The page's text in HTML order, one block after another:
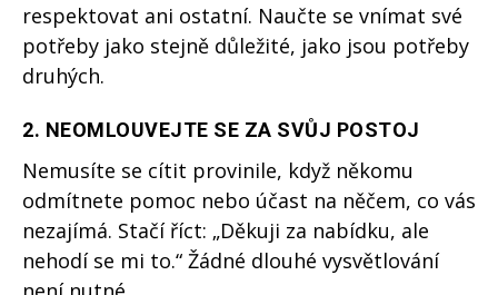
respektovat ani ostatní. Naučte se vnímat své
potřeby jako stejně důležité, jako jsou potřeby
druhých.
2. NEOMLOUVEJTE SE ZA SVŮJ POSTOJ
Nemusíte se cítit provinile, když někomu
odmítnete pomoc nebo účast na něčem, co vás
nezajímá. Stačí říct: „Děkuji za nabídku, ale
nehodí se mi to.“ Žádné dlouhé vysvětlování